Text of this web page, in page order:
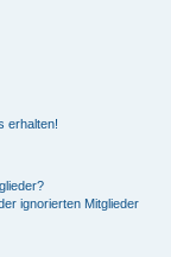
erhalten!
ignorierten Mitglieder